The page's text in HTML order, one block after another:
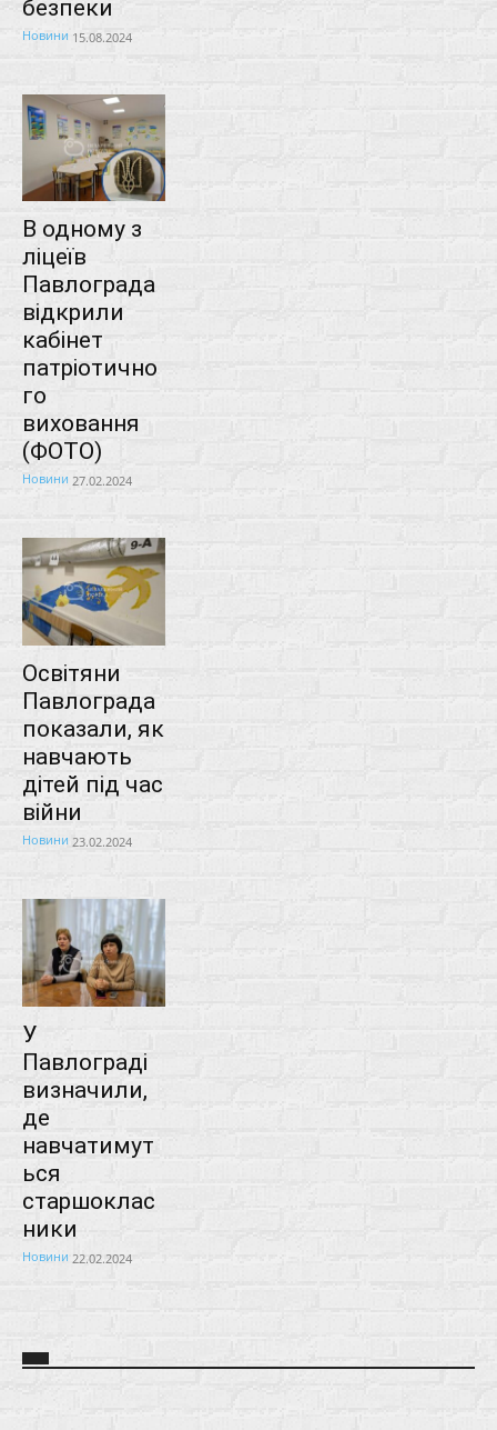
безпеки
Новини 15.08.2024
В одному з
ліцеїв
Павлограда
відкрили
кабінет
патріотично
го
виховання
(ФОТО)
Новини 27.02.2024
Освітяни
Павлограда
показали, як
навчають
дітей під час
війни
Новини 23.02.2024
У
Павлограді
визначили,
де
навчатимут
ься
старшоклас
ники
Новини 22.02.2024